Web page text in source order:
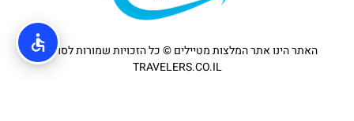
האתר הינו אתר המלצות מטיילים © כל הזכויות שמורות לסוכנות
TRAVELERS.CO.IL